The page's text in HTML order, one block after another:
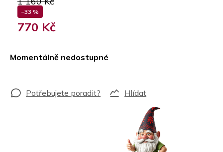
–33 %
770 Kč
Momentálně nedostupné
Hlídat